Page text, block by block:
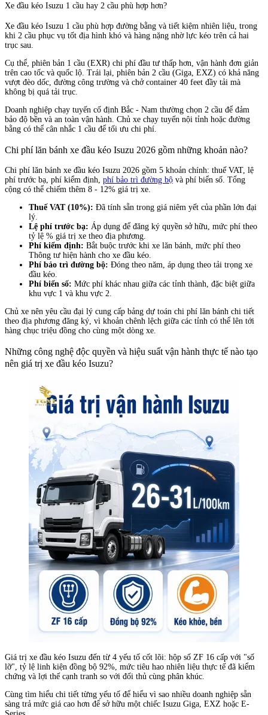
Xe đầu kéo Isuzu 1 cầu hay 2 cầu phù hợp hơn?
Xe đầu kéo Isuzu 1 cầu phù hợp đường bằng và tiết kiệm nhiên liệu, trong
khi 2 cầu phục vụ tốt địa hình khó và hàng nặng nhờ lực kéo trên cả hai
trục sau.
Cụ thể, phiên bản 1 cầu (EXR) chi phí đầu tư thấp hơn, vận hành đơn giản
trên cao tốc và quốc lộ. Trái lại, phiên bản 2 cầu (Giga, EXZ) có khả năng
vượt đèo dốc, đường công trường và chở container 40 feet đầy tải mà
không bị quá tải trục.
Doanh nghiệp chạy tuyến cố định Bắc - Nam thường chọn 2 cầu để đảm
bảo độ bền và an toàn vận hành. Chủ xe chạy tuyến nội tỉnh hoặc đường
bằng có thể cân nhắc 1 cầu để tối ưu chi phí.
Chi phí lăn bánh xe đầu kéo Isuzu 2026 gồm những khoản nào?
Chi phí lăn bánh xe đầu kéo Isuzu 2026 gồm 5 khoản chính: thuế VAT, lệ
phí trước bạ, phí kiểm định, phí bảo trì đường bộ và phí biển số. Tổng
cộng có thể chiếm thêm 8 - 12% giá trị xe.
Thuế VAT (10%): Đã tính sẵn trong giá niêm yết của phần lớn đại
lý.
Lệ phí trước bạ: Áp dụng để đăng ký quyền sở hữu, mức phí theo
tỷ lệ % giá trị xe theo địa phương.
Phí kiểm định: Bắt buộc trước khi xe lăn bánh, mức phí theo
Thông tư hiện hành cho xe đầu kéo.
Phí bảo trì đường bộ: Đóng theo năm, áp dụng theo tải trọng xe
đầu kéo.
Phí biển số: Mức phí khác nhau giữa các tỉnh thành, đặc biệt giữa
khu vực 1 và khu vực 2.
Chủ xe nên yêu cầu đại lý cung cấp bảng dự toán chi phí lăn bánh chi tiết
theo địa phương đăng ký, vì khoản chênh lệch giữa các tỉnh có thể lên tới
hàng chục triệu đồng cho cùng một dòng xe.
Những công nghệ độc quyền và hiệu suất vận hành thực tế nào tạo
nên giá trị xe đầu kéo Isuzu?
Giá trị xe đầu kéo Isuzu đến từ 4 yếu tố cốt lõi: hộp số ZF 16 cấp với "số
lỡ", tỷ lệ linh kiện đồng bộ 92%, mức tiêu hao nhiên liệu thực tế đã kiểm
chứng và lợi thế cạnh tranh so với đối thủ cùng phân khúc.
Cùng tìm hiểu chi tiết từng yếu tố để hiểu vì sao nhiều doanh nghiệp sẵn
sàng trả mức giá cao hơn để sở hữu một chiếc Isuzu Giga, EXZ hoặc E-